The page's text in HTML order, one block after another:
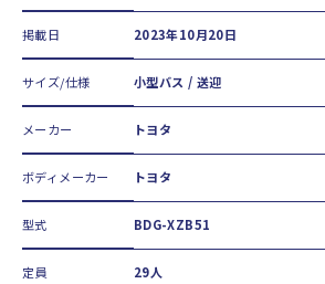
掲載日 2023年10月20日
サイズ/仕様 小型バス / 送迎
メーカー トヨタ
ボディメーカー トヨタ
型式 BDG-XZB51
定員 29人